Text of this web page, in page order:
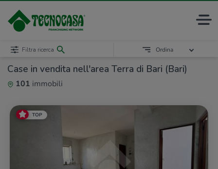
Case in vendita nell'area Terra di Bari (Bari)
101 immobili
Filtra ricerca Ordina
TOP